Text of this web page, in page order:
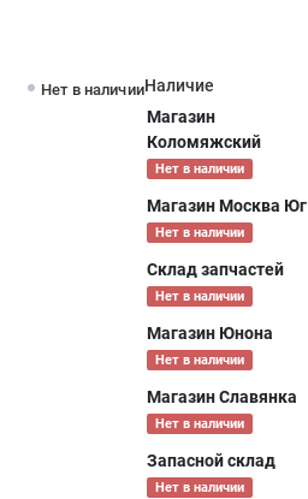
Нет в наличииНаличие
Магазин
Коломяжский
Нет в наличии
Магазин Москва Юг
Нет в наличии
Склад запчастей
Нет в наличии
Магазин Юнона
Нет в наличии
Магазин Славянка
Нет в наличии
Запасной склад
Нет в наличии